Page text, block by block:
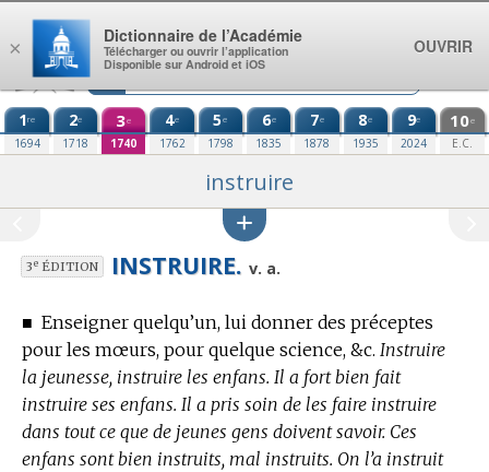
Aller au contenu
1re
1694
2e
1718
3e
1740
4e
1762
5e
1798
6e
1835
7e
1878
8e
1935
9e
2024
10e
E.C.
instruire
3eÉDITION INSTRUIRE. v. a.
■ Enseigner quelqu’un, lui donner des préceptes
pour les mœurs, pour quelque science, &c. Instruire
la jeunesse, instruire les enfans. Il a fort bien fait
instruire ses enfans. Il a pris soin de les faire instruire
dans tout ce que de jeunes gens doivent savoir. Ces
enfans sont bien instruits, mal instruits. On l’a instruit
×
Dictionnaire de l’Académie
Télécharger ou ouvrir l’application
Disponible sur Android et iOS
OUVRIR